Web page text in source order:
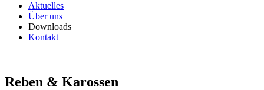
Aktuelles
Über uns
Downloads
Kontakt
Reben & Karossen